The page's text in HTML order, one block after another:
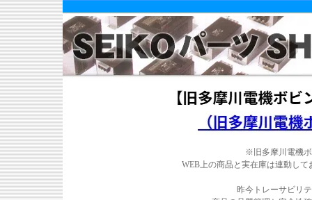
※旧多摩川電機
WEB上の商品と実在庫は連動し
昨今トレーサビリ